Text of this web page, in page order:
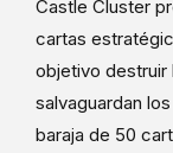
Castle Cluster
cartas
objetivo destruir
salvaguardan
baraja de 50